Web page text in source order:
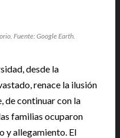
Fuente: Google Earth.
desde la
renace la ilusión
de continuar con la
familias ocuparon
y allegamiento. El